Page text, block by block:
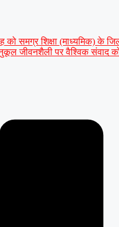
को समग्र शिक्षा (माध्यमिक) के
जीवनशैली पर वैश्विक संवाद को